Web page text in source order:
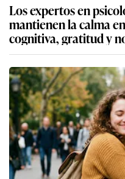
Los expertos en
mantienen la calma
cognitiva, gratitud y